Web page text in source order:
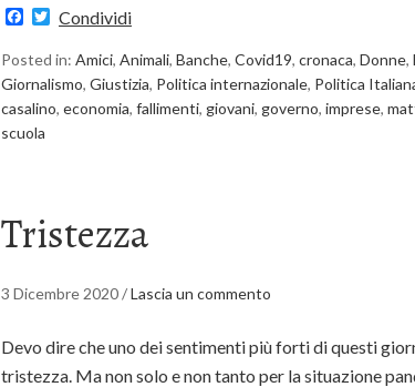
Facebook
Twitter
Condividi
Posted in: Amici, Animali, Banche, Covid19, cronaca, Donne,
Giornalismo, Giustizia, Politica internazionale, Politica
casalino, economia, fallimenti, giovani, governo, imprese,
scuola
Tristezza
3 Dicembre 2020/Lascia un commento
Devo dire che uno dei sentimenti più forti di questi
tristezza. Ma non solo e non tanto per la situazione